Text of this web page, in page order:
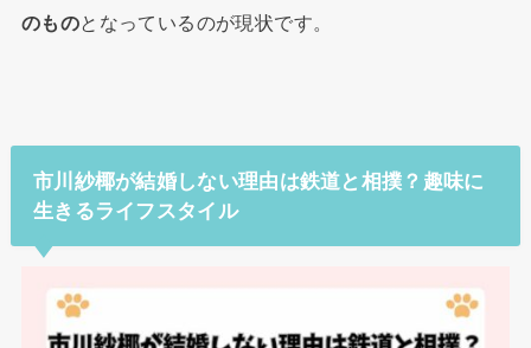
のものとなっているのが現状です。
市川紗椰が結婚しない理由は鉄道と相撲？趣味に
生きるライフスタイル